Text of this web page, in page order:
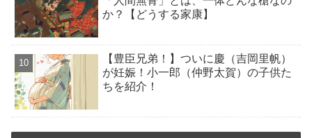
か？【どうする家康】
【豊臣兄弟！】ついに慶（吉岡里帆）
が妊娠！小一郎（仲野太賀）の子供た
ちを紹介！